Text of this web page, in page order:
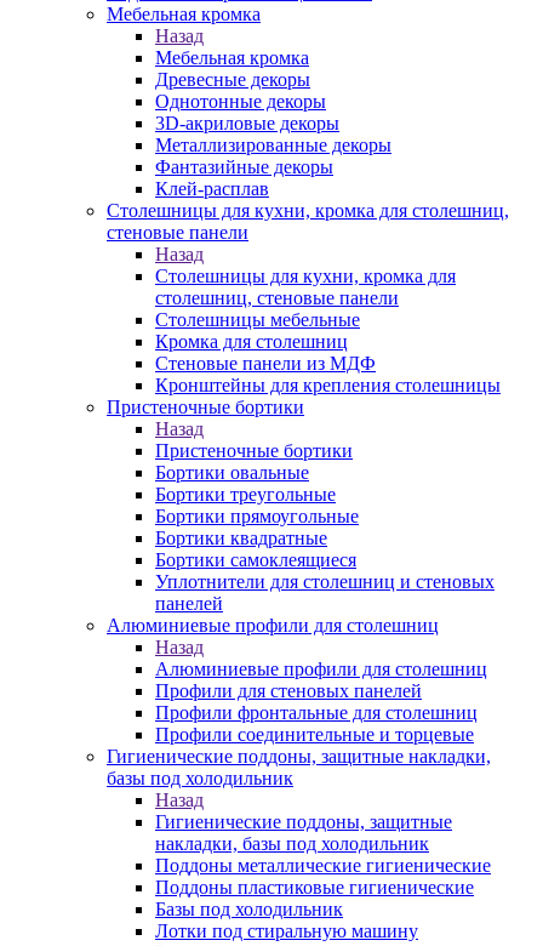
Мебельная кромка
Назад
Мебельная кромка
Древесные декоры
Однотонные декоры
3D-акриловые декоры
Металлизированные декоры
Фантазийные декоры
Клей-расплав
Столешницы для кухни, кромка для столешниц,
стеновые панели
Назад
Столешницы для кухни, кромка для
столешниц, стеновые панели
Столешницы мебельные
Кромка для столешниц
Стеновые панели из МДФ
Кронштейны для крепления столешницы
Пристеночные бортики
Назад
Пристеночные бортики
Бортики овальные
Бортики треугольные
Бортики прямоугольные
Бортики квадратные
Бортики самоклеящиеся
Уплотнители для столешниц и стеновых
панелей
Алюминиевые профили для столешниц
Назад
Алюминиевые профили для столешниц
Профили для стеновых панелей
Профили фронтальные для столешниц
Профили соединительные и торцевые
Гигиенические поддоны, защитные накладки,
базы под холодильник
Назад
Гигиенические поддоны, защитные
накладки, базы под холодильник
Поддоны металлические гигиенические
Поддоны пластиковые гигиенические
Базы под холодильник
Лотки под стиральную машину